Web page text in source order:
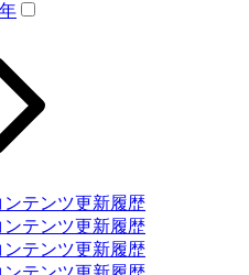
ンテンツ更新履歴
ンテンツ更新履歴
ンテンツ更新履歴